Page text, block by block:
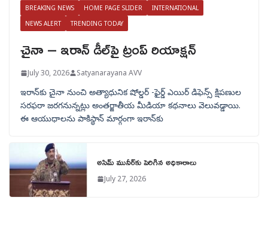
BREAKING NEWS HOME PAGE SLIDER
INTERNATIONAL
NEWS ALERT
TRENDING TODAY
చైనా – ఇరాన్ డీల్‌పై ట్రంప్ రియాక్షన్
July 30, 2026 Satyanarayana AVV
ఇరాన్‌కు చైనా నుంచి అత్యాధునిక షోల్డర్‌ -ఫైర్డ్ ఎయిర్ డిఫెన్స్ క్షిపణుల
సరఫరా జరగనున్నట్లు అంతర్జాతీయ మీడియా కథనాలు వెలువడ్డాయి.
ఈ ఆయుధాలను పాకిస్థాన్‌ మార్గంగా ఇరాన్‌కు
అసిమ్ మునీర్‌కు పెరిగిన అధికారాలు
July 27, 2026